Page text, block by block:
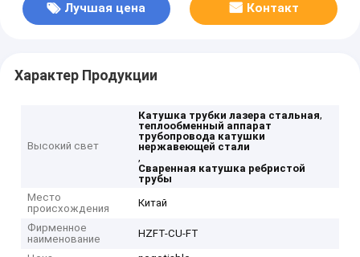
Лучшая цена Контакт
Характер Продукции
Высокий свет
Катушка трубки лазера стальная,
теплообменный аппарат
трубопровода катушки
нержавеющей стали
,
Сваренная катушка ребристой
трубы
Место
происхождения
Китай
Фирменное
наименование
HZFT-CU-FT